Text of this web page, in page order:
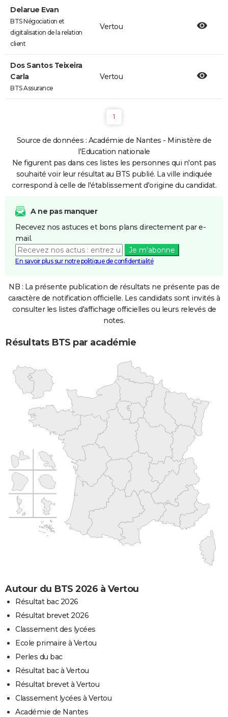
Delarue Evan
BTS Négociation et
digitalisation de la relation
client
Vertou
Dos Santos Teixeira
Carla
BTS Assurance
Vertou
1
Source de données : Académie de Nantes - Ministère de
l'Education nationale
Ne figurent pas dans ces listes les personnes qui n'ont pas
souhaité voir leur résultat au BTS publié. La ville indiquée
correspond à celle de l'établissement d'origine du candidat.
A ne pas manquer
Recevez nos astuces et bons plans directement par e-
mail.
Je m'abonne
En savoir plus sur notre politique de confidentialité
NB : La présente publication de résultats ne présente pas de
caractère de notification officielle. Les candidats sont invités à
consulter les listes d'affichage officielles ou leurs relevés de
notes.
Résultats BTS par académie
Autour du BTS 2026 à Vertou
Résultat bac 2026
Résultat brevet 2026
Classement des lycées
Ecole primaire à Vertou
Perles du bac
Résultat bac à Vertou
Résultat brevet à Vertou
Classement lycées à Vertou
Académie de Nantes